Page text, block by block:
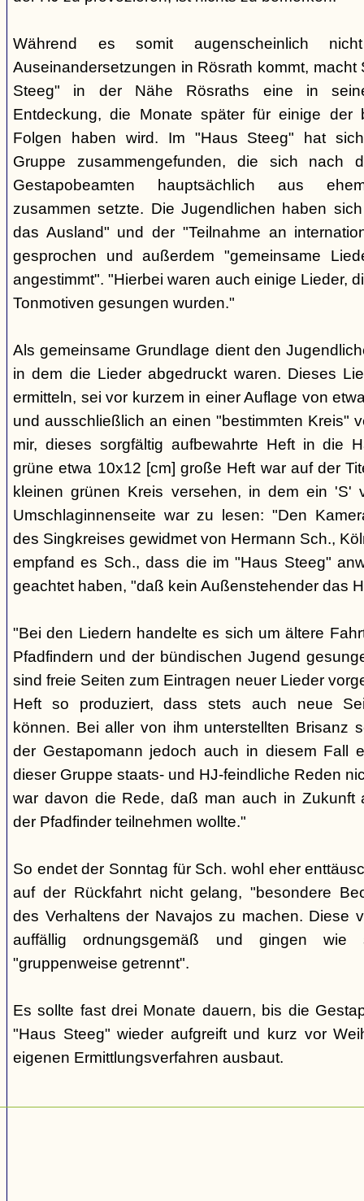
Während es somit augenscheinlich
Auseinandersetzungen in Rösrath kommt, macht
Steeg" in der Nähe Rösraths eine in
Entdeckung, die Monate später für einige der
Folgen haben wird. Im "Haus Steeg" hat
Gruppe zusammengefunden, die sich nach
Gestapobeamten hauptsächlich aus
zusammen setzte. Die Jugendlichen haben
das Ausland" und der "Teilnahme an
gesprochen und außerdem "gemeinsame
angestimmt". "Hierbei waren auch einige Lieder,
Tonmotiven gesungen wurden."
Als gemeinsame Grundlage dient den
in dem die Lieder abgedruckt waren. Dieses
ermitteln, sei vor kurzem in einer Auflage von
und ausschließlich an einen "bestimmten Kreis"
mir, dieses sorgfältig aufbewahrte Heft in die
grüne etwa 10x12 [cm] große Heft war auf der
kleinen grünen Kreis versehen, in dem ein 'S'
Umschlaginnenseite war zu lesen: "Den
des Singkreises gewidmet von Hermann Sch.,
empfand es Sch., dass die im "Haus Steeg"
geachtet haben, "daß kein Außenstehender das
"Bei den Liedern handelte es sich um ältere
Pfadfindern und der bündischen Jugend
sind freie Seiten zum Eintragen neuer Lieder
Heft so produziert, dass stets auch neue
können. Bei aller von ihm unterstellten Brisanz
der Gestapomann jedoch auch in diesem Fall
dieser Gruppe staats- und HJ-feindliche Reden
war davon die Rede, daß man auch in Zukunft
der Pfadfinder teilnehmen wollte."
So endet der Sonntag für Sch. wohl eher
auf der Rückfahrt nicht gelang, "besondere
des Verhaltens der Navajos zu machen. Diese
auffällig ordnungsgemäß und gingen wie
"gruppenweise getrennt".
Es sollte fast drei Monate dauern, bis die
"Haus Steeg" wieder aufgreift und kurz vor
eigenen Ermittlungsverfahren ausbaut.